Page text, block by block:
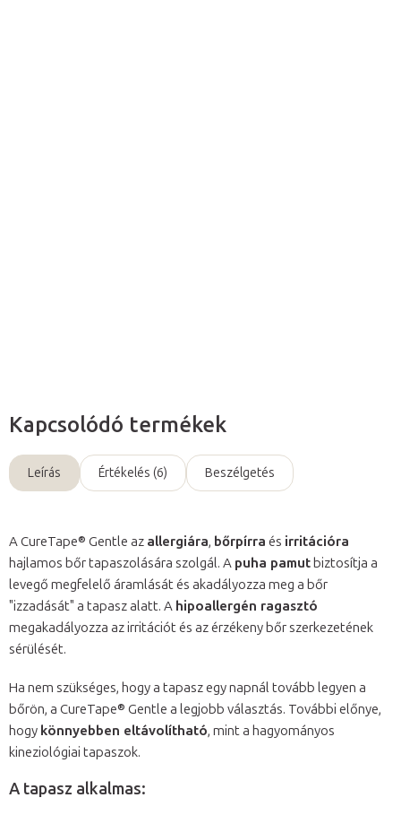
Kapcsolódó termékek
Leírás Értékelés (6) Beszélgetés
A CureTape® Gentle az allergiára, bőrpírra és irritációra
hajlamos bőr tapaszolására szolgál. A puha pamut biztosítja a
levegő megfelelő áramlását és akadályozza meg a bőr
"izzadását" a tapasz alatt. A hipoallergén ragasztó
megakadályozza az irritációt és az érzékeny bőr szerkezetének
sérülését.
Ha nem szükséges, hogy a tapasz egy napnál tovább legyen a
bőrön, a CureTape® Gentle a legjobb választás. További előnye,
hogy könnyebben eltávolítható, mint a hagyományos
kineziológiai tapaszok.
A tapasz alkalmas: